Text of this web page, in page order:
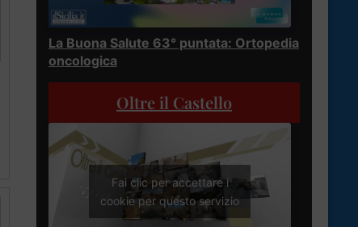
La Buona Salute 63° puntata: Ortopedia
oncologica
Oltre il Castello
Fai clic per accettare i
cookie per questo servizio